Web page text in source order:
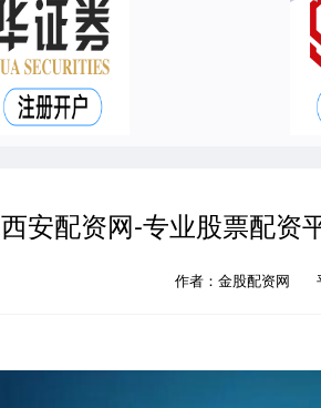
西安配资网-专业股票配资
作者：金股配资网